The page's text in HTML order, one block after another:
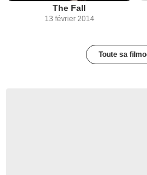
The Fall
13 février 2014
Toute sa